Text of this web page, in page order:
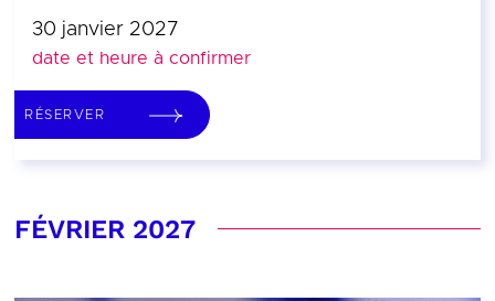
30 janvier 2027
date et heure à confirmer
RÉSERVER
FÉVRIER 2027